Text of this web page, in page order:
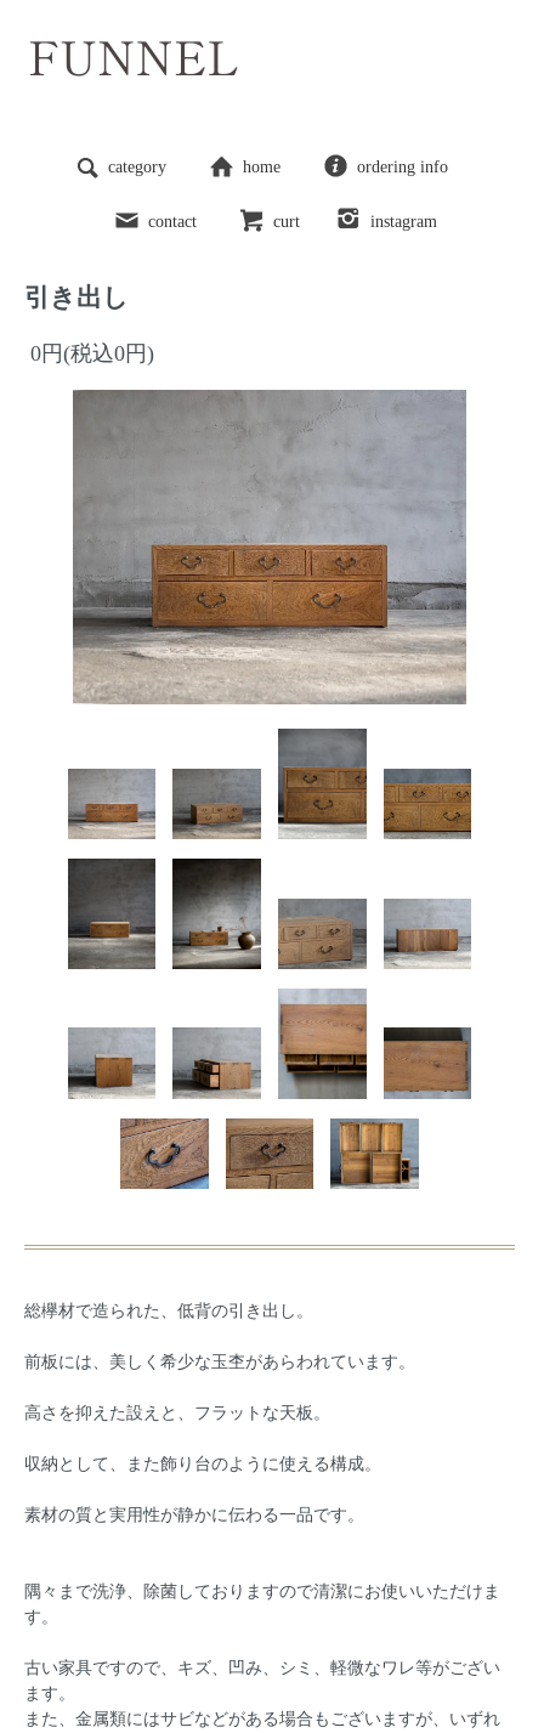
category home ordering info
contact curt instagram
引き出し
0円(税込0円)
総欅材で造られた、低背の引き出し。
前板には、美しく希少な玉杢があらわれています。
高さを抑えた設えと、フラットな天板。
収納として、また飾り台のように使える構成。
素材の質と実用性が静かに伝わる一品です。
隅々まで洗浄、除菌しておりますので清潔にお使いいただけま
す。
古い家具ですので、キズ、凹み、シミ、軽微なワレ等がござい
ます。
また、金属類にはサビなどがある場合もございますが、いずれ